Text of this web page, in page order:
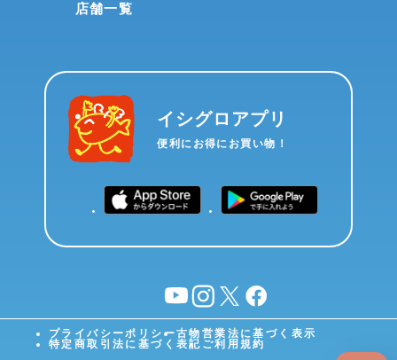
店舗一覧
イシグロアプリ
便利にお得にお買い物！
YouTubeinstagram
X facebook
プライバシーポリシー古物営業法に基づく表示
特定商取引法に基づく表記 ご利用規約